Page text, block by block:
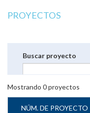
PROYECTOS
Buscar proyecto
Mostrando 0proyectos
NÚM. DE PROYECTO